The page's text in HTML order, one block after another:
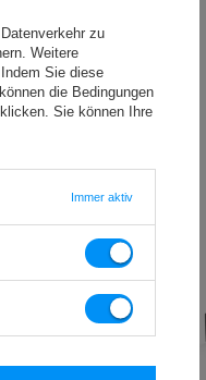
106,00 € zu
Weitere
Sie diese
die Bedingungen
Sie können Ihre
Immer aktiv